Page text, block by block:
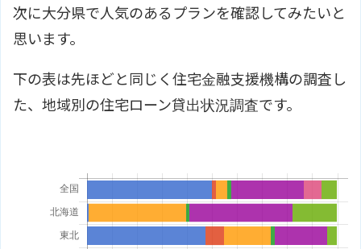
次に大分県で人気のあるプランを確認してみたいと
思います。
下の表は先ほどと同じく住宅金融支援機構の調査し
た、地域別の住宅ローン貸出状況調査です。